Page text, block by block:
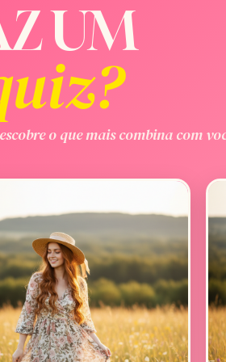
UM
o que mais combina com